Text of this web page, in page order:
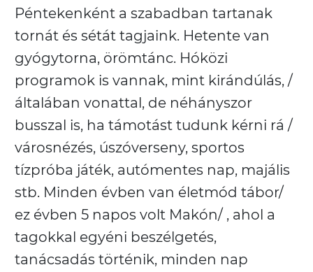
Péntekenként a szabadban tartanak
tornát és sétát tagjaink. Hetente van
gyógytorna, örömtánc. Hóközi
programok is vannak, mint kirándúlás, /
általában vonattal, de néhányszor
busszal is, ha támotást tudunk kérni rá /
városnézés, úszóverseny, sportos
tízpróba játék, autómentes nap, majális
stb. Minden évben van életmód tábor/
ez évben 5 napos volt Makón/ , ahol a
tagokkal egyéni beszélgetés,
tanácsadás történik, minden nap